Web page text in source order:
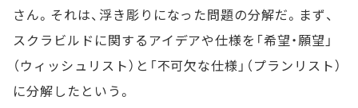
さん。それは、浮き彫りになった問題の分解だ。まず、
スクラビルドに関するアイデアや仕様を「希望・願望」
（ウィッシュリスト）と「不可欠な仕様」（プランリスト）
に分解したという。